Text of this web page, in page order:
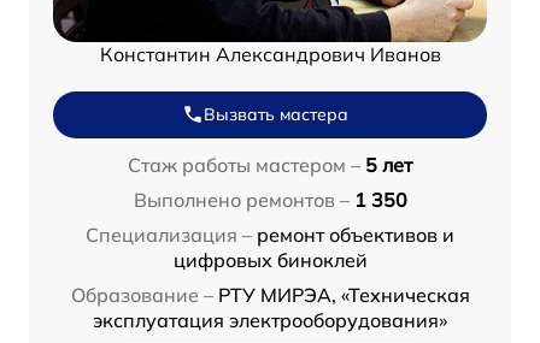
Константин Александрович Иванов
Вызвать мастера
Стаж работы мастером – 5 лет
Выполнено ремонтов – 1 350
Специализация – ремонт объективов и
цифровых биноклей
Образование – РТУ МИРЭА, «Техническая
эксплуатация электрооборудования»